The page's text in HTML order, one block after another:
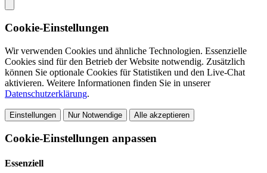
Cookie-Einstellungen
Wir verwenden Cookies und ähnliche Technologien. Essenzielle
Cookies sind für den Betrieb der Website notwendig. Zusätzlich
können Sie optionale Cookies für Statistiken und den Live-Chat
aktivieren. Weitere Informationen finden Sie in unserer
Datenschutzerklärung.
Einstellungen Nur Notwendige Alle akzeptieren
Cookie-Einstellungen anpassen
Essenziell